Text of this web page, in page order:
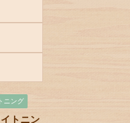
ニング
トニン